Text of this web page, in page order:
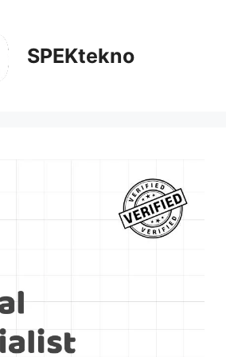
SPEKtekno